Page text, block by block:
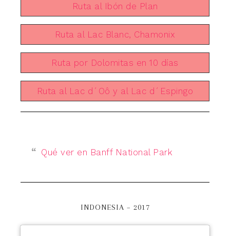
Ruta al Ibón de Plan
Ruta al Lac Blanc, Chamonix
Ruta por Dolomitas en 10 días
Ruta al Lac d´Oô y al Lac d´Espingo
Qué ver en Banff National Park
INDONESIA – 2017